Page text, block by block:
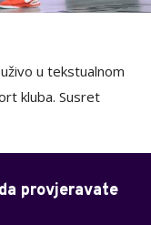
u tekstualnom
kluba. Susret
provjeravate